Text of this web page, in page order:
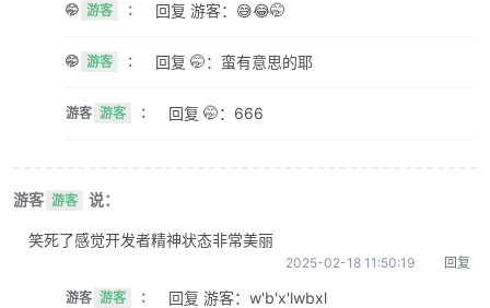
🤭 游客 ： 回复 游客：😅😂🤭
🤭 游客 ： 回复 🤭：蛮有意思的耶
游客 游客 ： 回复 🤭：666
游客 游客 说：
笑死了感觉开发者精神状态非常美丽
2025-02-18 11:50:19 回复
游客 游客 ： 回复 游客：w'b'x'lwbxl